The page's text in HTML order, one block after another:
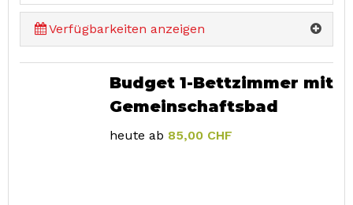
Verfügbarkeiten anzeigen
Budget 1-Bettzimmer mit
Gemeinschaftsbad
heute ab 85,00 CHF